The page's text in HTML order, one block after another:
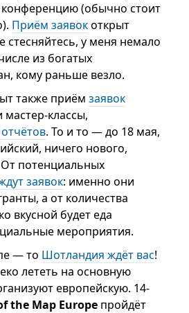
конференцию (обычно стоит
Приём заявокоткрыт
стесняйтесь, у меня немало
из богатых
кому раньше везло.
также приёмзаявок
мастер-классы,
. То и то — до 18 мая,
ничего нового,
От потенциальных
заявок: именно они
а от количества
вкусной будет еда
мероприятия.
— то Шотландия ждёт вас!
лететь на основную
европейскую. 14-
the Map Europe пройдёт